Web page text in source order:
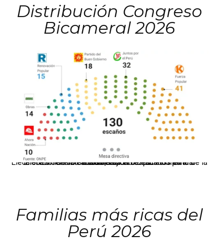
Distribución Congreso
Bicameral 2026
El JNE oficializó la distribución de escaños para la elección de 60 senadores y 130 diputados en las Elecciones Generales 2026, tras el restablecimiento de la Bicameralidad.
Familias más ricas del
Perú 2026